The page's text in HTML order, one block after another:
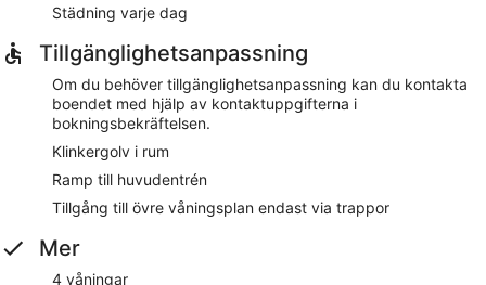
Städning varje dag
Tillgänglighetsanpassning
Om du behöver tillgänglighetsanpassning kan du kontakta
boendet med hjälp av kontaktuppgifterna i
bokningsbekräftelsen.
Klinkergolv i rum
Ramp till huvudentrén
Tillgång till övre våningsplan endast via trappor
Mer
4 våningar